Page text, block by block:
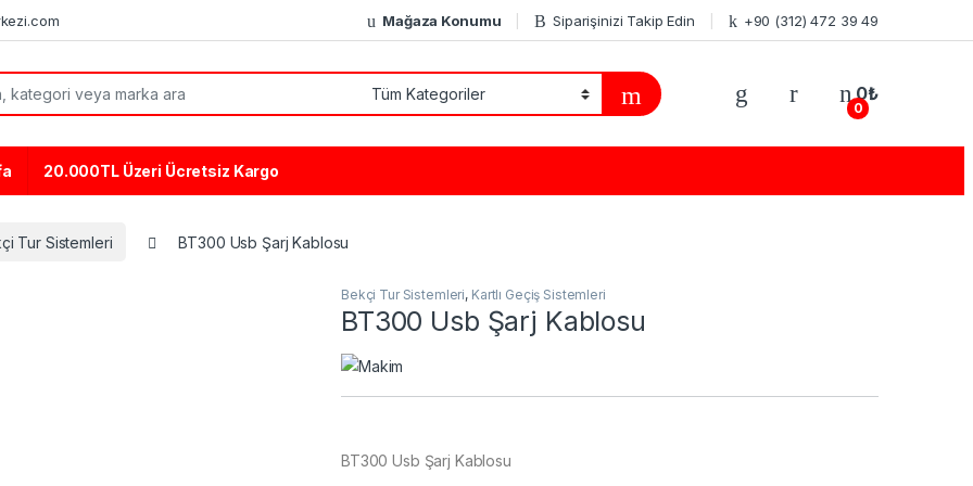
Mağaza Konumu Siparişinizi Takip Edin +90 (312) 472 39 49
0
0₺
20.000TL Üzeri Ücretsiz Kargo
Tur Sistemleri BT300 Usb Şarj Kablosu
Bekçi Tur Sistemleri, Kartlı Geçiş Sistemleri
BT300 Usb Şarj Kablosu
BT300 Usb Şarj Kablosu